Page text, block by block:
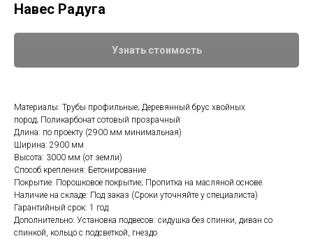
Навес Радуга
Узнать стоимость
Материалы: Трубы профильные; Деревянный брус хвойных
пород; Поликарбонат сотовый прозрачный
Длина: по проекту (2900 мм минимальная)
Ширина: 2900 мм
Высота: 3000 мм (от земли)
Способ крепления: Бетонирование
Покрытие: Порошковое покрытие; Пропитка на масляной основе.
Наличие на складе: Под заказ (Сроки уточняйте у специалиста)
Гарантийный срок: 1 год
Дополнительно: Установка подвесов: сидушка без спинки, диван со
спинкой, кольцо с подсветкой, гнездо